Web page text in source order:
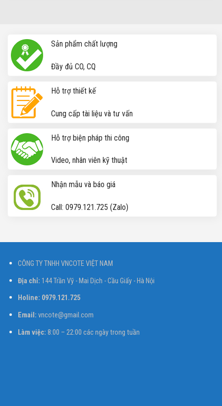
Sản phẩm chất lượng
Đầy đủ CO, CQ
Hỗ trợ thiết kế
Cung cấp tài liệu và tư vấn
Hỗ trợ biện pháp thi công
Video, nhân viên kỹ thuật
Nhận mẫu và báo giá
Call: 0979.121.725 (Zalo)
CÔNG TY TNHH VNCOTE VIỆT NAM
Địa chỉ: 144 Trần Vỹ - Mai Dịch - Cầu Giấy - Hà Nội
Holine: 0979.121.725
Email: vncote@gmail.com
Làm việc: 8:00 – 22:00 các ngày trong tuần